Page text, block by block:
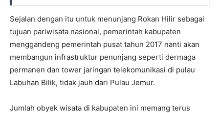
Sejalan dengan itu untuk menunjang Rokan Hilir sebagai
tujuan pariwisata nasional, pemerintah kabupaten
menggandeng pemerintah pusat tahun 2017 nanti akan
membangun infrastruktur penunjang seperti dermaga
permanen dan tower jaringan telekomunikasi di pulau
Labuhan Bilik, tidak jauh dari Pulau Jemur.
Jumlah obyek wisata di kabupaten ini memang terus